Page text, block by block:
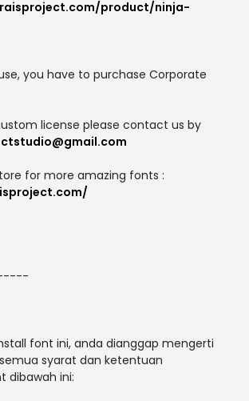
product/ninja-
you have to purchase Corporate
license please contact us by
for more amazing fonts :
font ini, anda dianggap mengerti
syarat dan ketentuan
dibawah ini: